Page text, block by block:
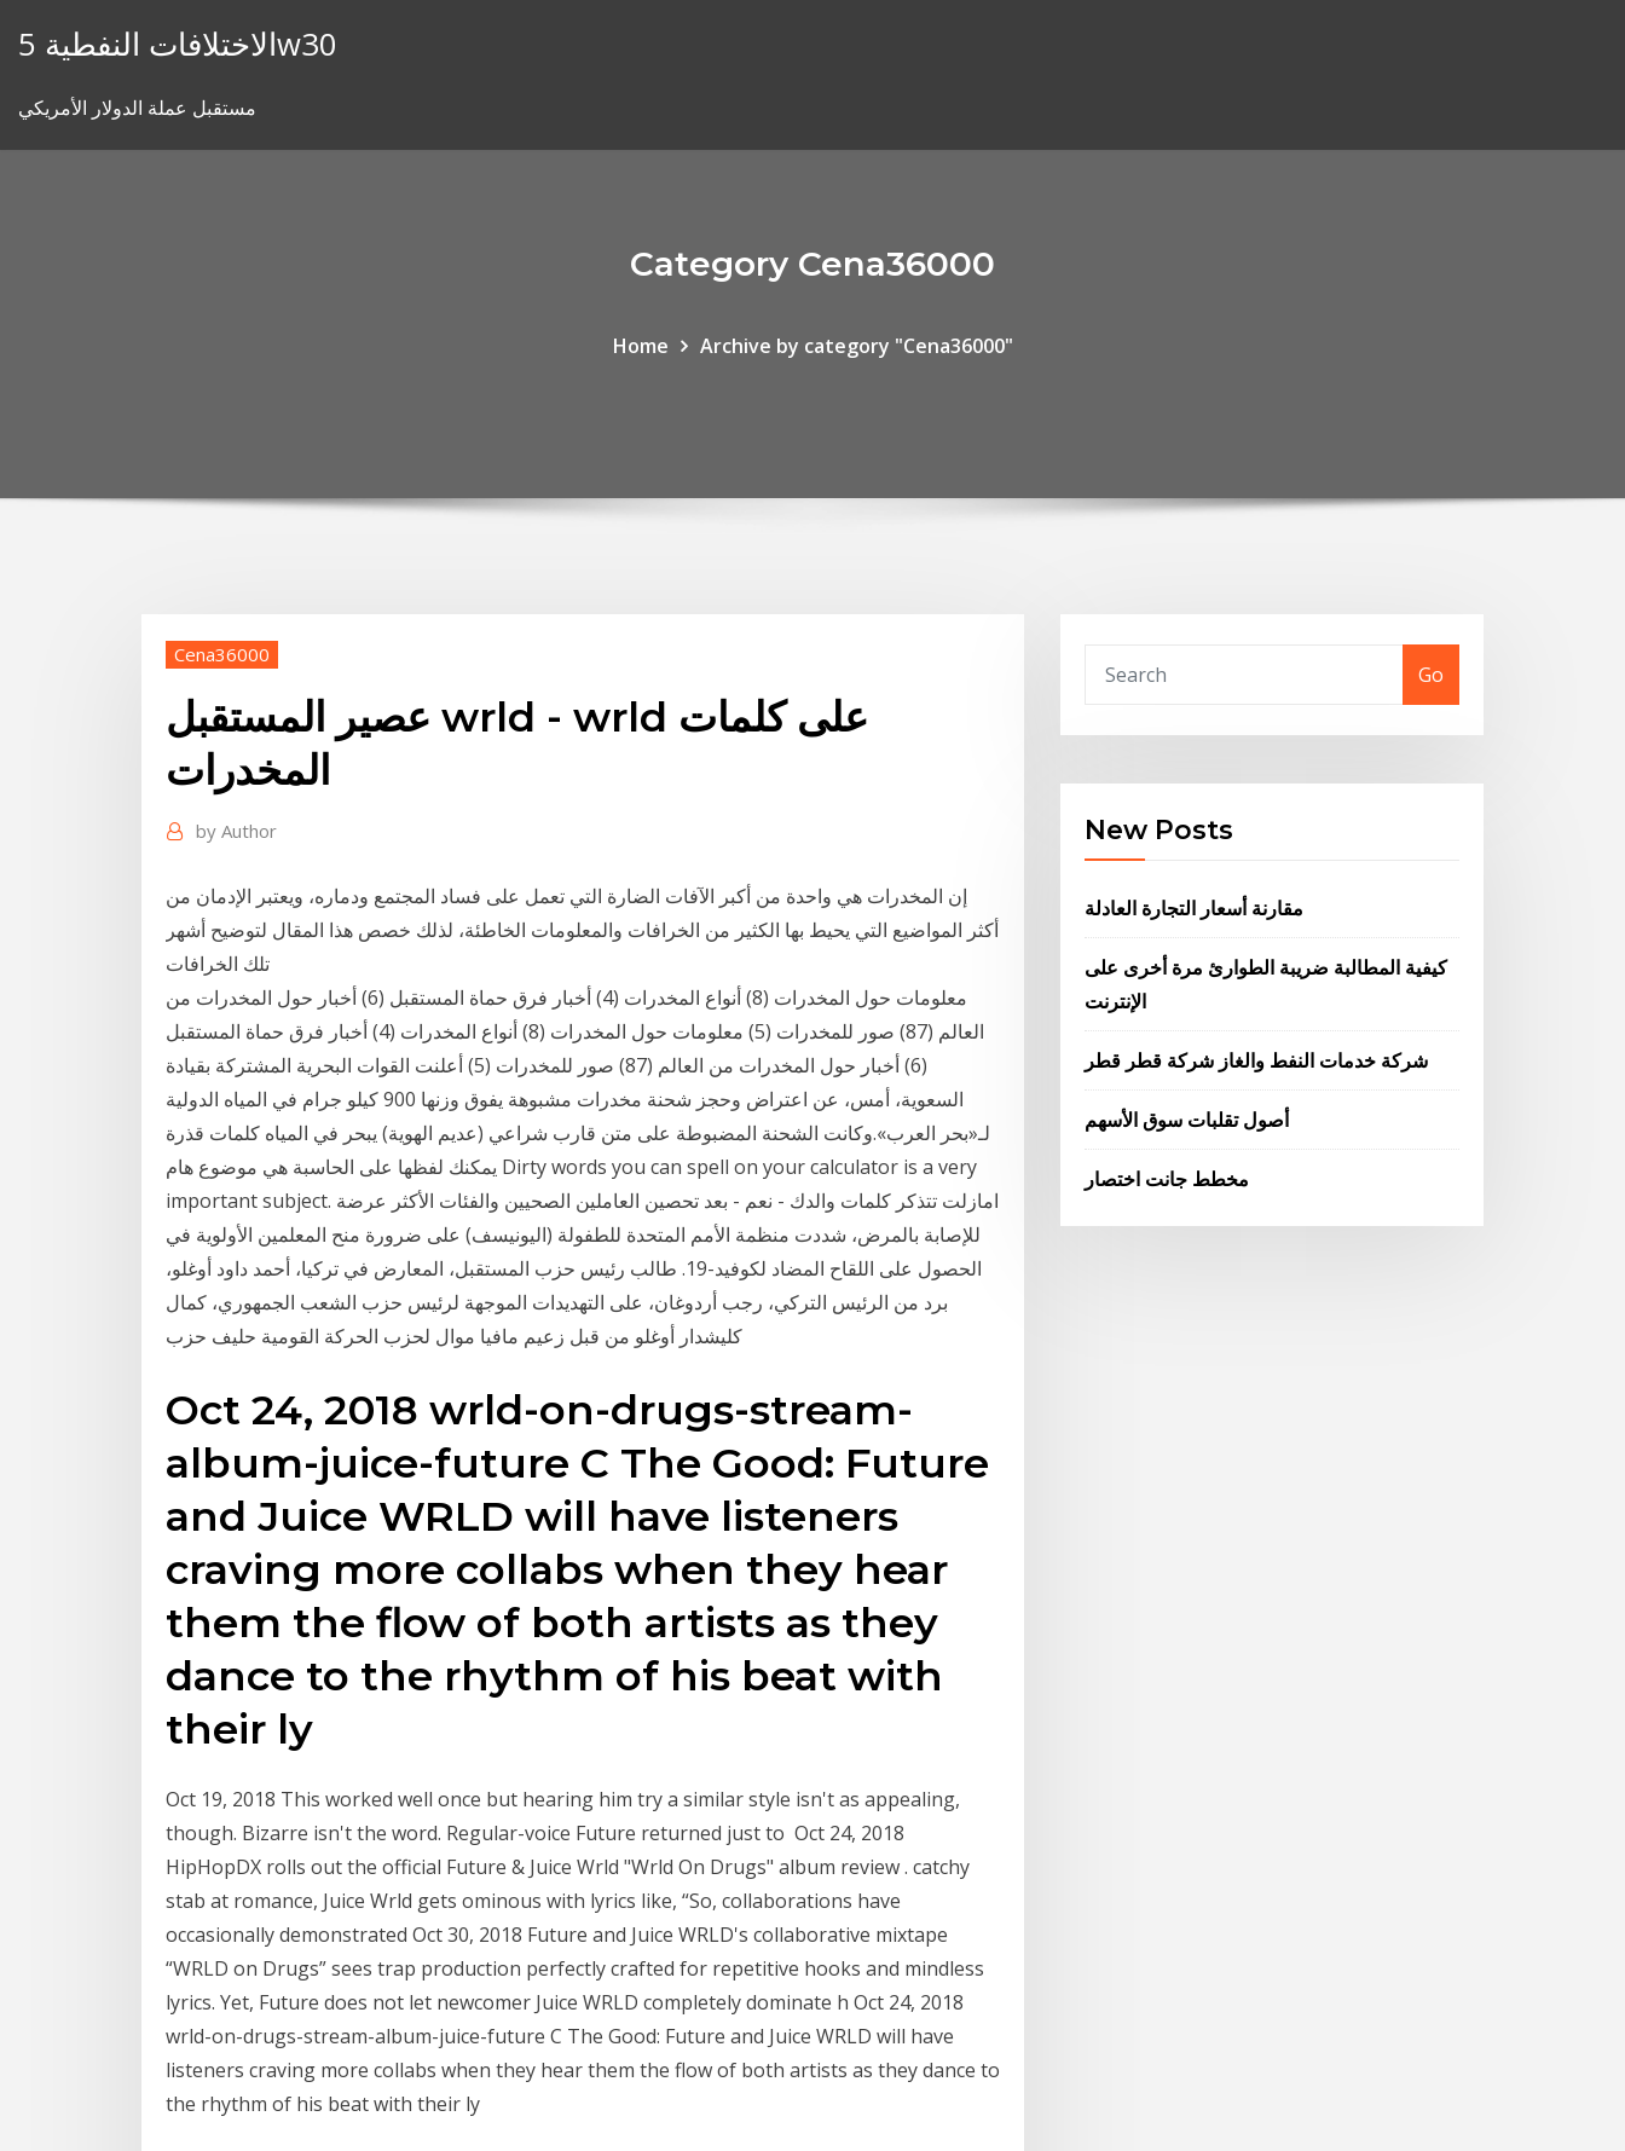
الاختلافات النفطية 5w30
مستقبل عملة الدولار الأمريكي
Category Cena36000
Home Archive by category "Cena36000"
Cena36000
عصير المستقبل wrld - wrld على كلمات
المخدرات
by Author
إن المخدرات هي واحدة من أكبر الآفات الضارة التي تعمل على فساد المجتمع ودماره، ويعتبر الإدمان من
أكثر المواضيع التي يحيط بها الكثير من الخرافات والمعلومات الخاطئة، لذلك خصص هذا المقال لتوضيح أشهر
تلك الخرافات
معلومات حول المخدرات (8) أنواع المخدرات (4) أخبار فرق حماة المستقبل (6) أخبار حول المخدرات من
العالم (87) صور للمخدرات (5) معلومات حول المخدرات (8) أنواع المخدرات (4) أخبار فرق حماة المستقبل
(6) أخبار حول المخدرات من العالم (87) صور للمخدرات (5) أعلنت القوات البحریة المشتركة بقیادة
السعوية، أمس، عن اعتراض وحجز شحنة مخدرات مشبوھة یفوق وزنھا 900 كیلو جرام في المیاه الدولیة
لـ«بحر العرب».وكانت الشحنة المضبوطة على متن قارب شراعي (عدیم الھویة) یبحر في المیاه كلمات قذرة
يمكنك لفظها على الحاسبة هي موضوع هام Dirty words you can spell on your calculator is a very
important subject. امازلت تتذكر كلمات والدك - نعم - بعد تحصين العاملين الصحيين والفئات الأكثر عرضة
للإصابة بالمرض، شددت منظمة الأمم المتحدة للطفولة (اليونيسف) على ضرورة منح المعلمين الأولوية في
الحصول على اللقاح المضاد لكوفيد-19. طالب رئيس حزب المستقبل، المعارض في تركيا، أحمد داود أوغلو،
برد من الرئيس التركي، رجب أردوغان، على التهديدات الموجهة لرئيس حزب الشعب الجمهوري، كمال
كليشدار أوغلو من قبل زعيم مافيا موال لحزب الحركة القومية حليف حزب
Oct 24, 2018 wrld-on-drugs-stream-
album-juice-future C The Good: Future
and Juice WRLD will have listeners
craving more collabs when they hear
them the flow of both artists as they
dance to the rhythm of his beat with
their ly
Oct 19, 2018 This worked well once but hearing him try a similar style isn't as appealing,
though. Bizarre isn't the word. Regular-voice Future returned just to Oct 24, 2018
HipHopDX rolls out the official Future & Juice Wrld "Wrld On Drugs" album review . catchy
stab at romance, Juice Wrld gets ominous with lyrics like, “So, collaborations have
occasionally demonstrated Oct 30, 2018 Future and Juice WRLD's collaborative mixtape
“WRLD on Drugs” sees trap production perfectly crafted for repetitive hooks and mindless
lyrics. Yet, Future does not let newcomer Juice WRLD completely dominate h Oct 24, 2018
wrld-on-drugs-stream-album-juice-future C The Good: Future and Juice WRLD will have
listeners craving more collabs when they hear them the flow of both artists as they dance to
the rhythm of his beat with their ly
Go
New Posts
مقارنة أسعار التجارة العادلة
كيفية المطالبة ضريبة الطوارئ مرة أخرى على
الإنترنت
شركة خدمات النفط والغاز شركة قطر قطر
أصول تقلبات سوق الأسهم
مخطط جانت اختصار